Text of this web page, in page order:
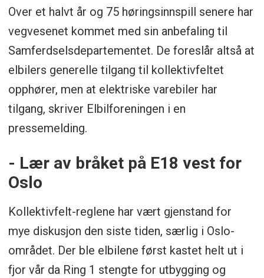
Over et halvt år og 75 høringsinnspill senere har
vegvesenet kommet med sin anbefaling til
Samferdselsdepartementet. De foreslår altså at
elbilers generelle tilgang til kollektivfeltet
opphører, men at elektriske varebiler har
tilgang, skriver Elbilforeningen i en
pressemelding.
- Lær av bråket på E18 vest for
Oslo
Kollektivfelt-reglene har vært gjenstand for
mye diskusjon den siste tiden, særlig i Oslo-
området. Der ble elbilene først kastet helt ut i
fjor vår da Ring 1 stengte for utbygging og